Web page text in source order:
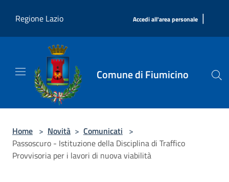
Regione Lazio
Accedi all'area personale |
Comune di Fiumicino
Home > Novità > Comunicati >
Passoscuro - Istituzione della Disciplina di Traffico
Provvisoria per i lavori di nuova viabilità